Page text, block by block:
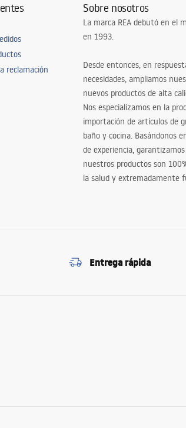
reclamación
Sobre nosotros
La marca REA debutó en el
en 1993.
Desde entonces, en
necesidades, ampliamos
nuevos productos de alta
Nos especializamos en la
importación de artículos de
baño y cocina. Basándonos
de experiencia,
nuestros productos son
la salud y extremadamente
Entrega rápida